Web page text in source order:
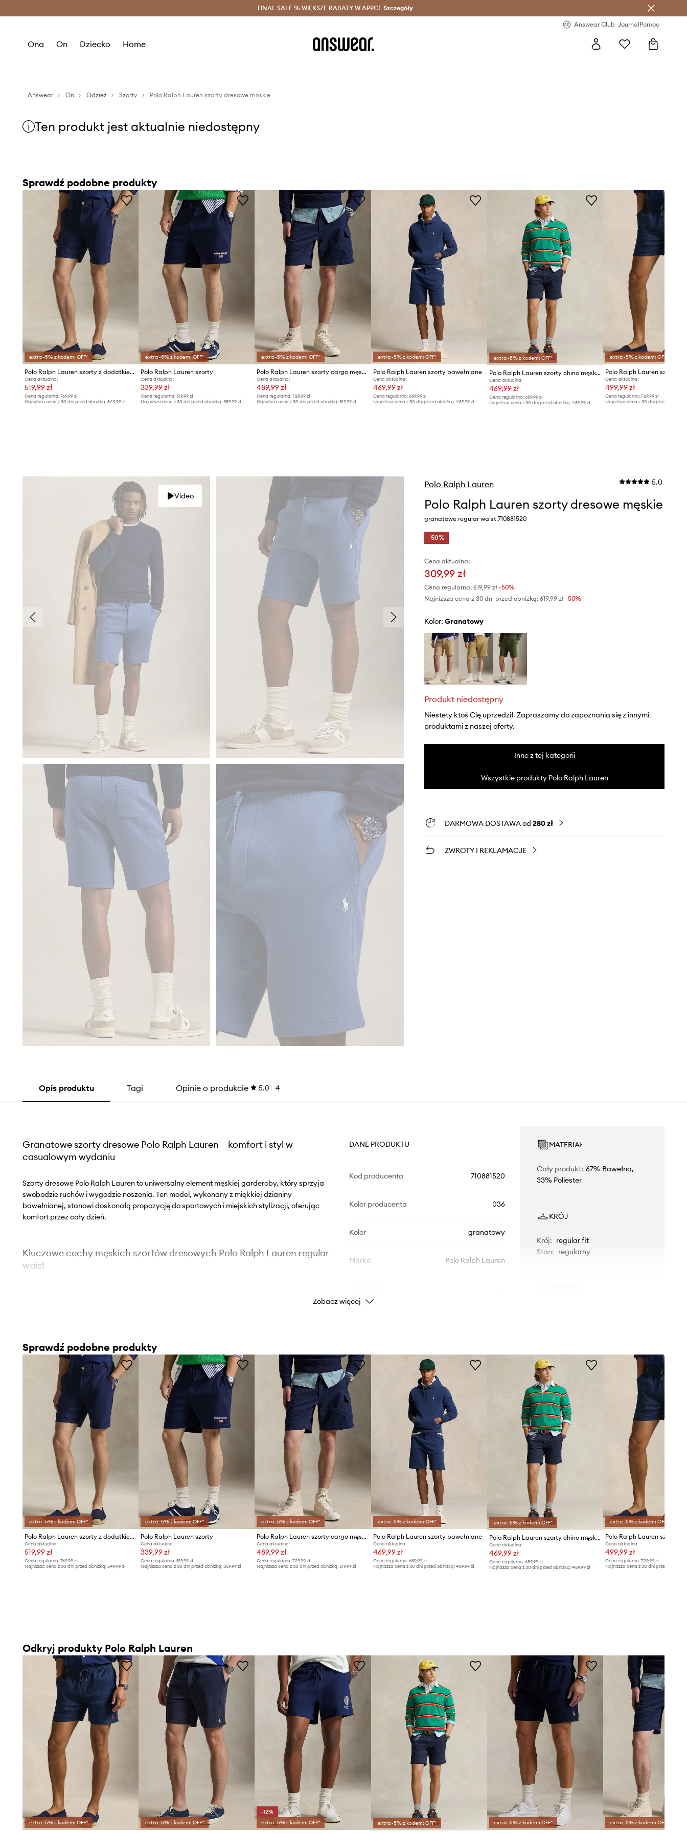
Oszczędzaj z Answear Club > Dostawa nawet w 24h >
FINAL SALE % WIĘKSZE RABATY W APPCE Szczegóły
Answear Club JournalPomoc
Ona On Dziecko Home
Answear On Odzież Szorty Polo Ralph Lauren szorty dresowe męskie
Ten produkt jest aktualnie niedostępny
Sprawdź podobne produkty
extra -5% z kodem: OFF*
Polo Ralph Lauren szorty z dodatkiem lnu
Cena aktualna:
519,99 zł
Cena regularna: 769,99 zł
Najniższa cena z 30 dni przed obniżką: 549,99 zł
extra -5% z kodem: OFF*
Polo Ralph Lauren szorty
Cena aktualna:
339,99 zł
Cena regularna:519,99 zł
Najniższa cena z 30 dni przed obniżką:359,99 zł
extra -5% z kodem: OFF*
Polo Ralph Lauren szorty cargo męskie bawełniane
Cena aktualna:
489,99 zł
Cena regularna: 729,99 zł
Najniższa cena z 30 dni przed obniżką: 519,99 zł
extra -5% z kodem: OFF*
Polo Ralph Lauren szorty bawełniane
Cena aktualna:
469,99 zł
Cena regularna: 689,99 zł
Najniższa cena z 30 dni przed obniżką: 489,99 zł
extra -5% z kodem: OFF*
Polo Ralph Lauren szorty chino męskie bawełniane z elastanem
Cena aktualna:
469,99 zł
Cena regularna:689,99 zł
Najniższa cena z 30 dni przed obniżką:489,99 zł
extra -5% z kodem: OFF*
Cena aktualna:
499,99 zł
Cena regularna: 729,99 zł
Najniższa cena z 30 dni przed obniżką:
Video
Polo Ralph Lauren 5.0
Polo Ralph Lauren szorty dresowe męskie
granatowe regular waist 710881520
-50%
Cena aktualna:
309,99 zł
Cena regularna: 619,99 zł-50%
Najniższa cena z 30 dni przed obniżką: 619,99 zł -50%
Kolor: granatowy
Produkt niedostępny
Niestety ktoś Cię uprzedził. Zapraszamy do zapoznania się z innymi
produktami z naszej oferty.
Inne z tej kategorii
Wszystkie produkty Polo Ralph Lauren
DARMOWA DOSTAWA od 280 zł
ZWROTY I REKLAMACJE
Opis produktu Tagi Opinie o produkcie 5.0 4
Granatowe szorty dresowe Polo Ralph Lauren – komfort i styl w
casualowym wydaniu
Szorty dresowe Polo Ralph Lauren to uniwersalny element męskiej garderoby, który sprzyja
swobodzie ruchów i wygodzie noszenia. Ten model, wykonany z miękkiej dzianiny
bawełnianej, stanowi doskonałą propozycję do sportowych i miejskich stylizacji, oferując
komfort przez cały dzień.
Kluczowe cechy męskich szortów dresowych Polo Ralph Lauren regular
waist
noszenia.
Regularny stanz elastyczną taśmą i troczkami umożliwia indywidualne
dopasowanie.
Miękka bawełniana dzianina
jest przyjemna w dotyku i wspiera komfort
noszenia.
Casualowy i sportowy styl
sprawia, że model pasuje do wielu codziennych
zestawień.
Praktyczne kieszenie boczne
pozwalają na wygodne przechowywanie
drobnych przedmiotów.
Gładki materiał z subtelnym logo
dodaje klasycznego charakteru i
rozpoznawalności.
DANE PRODUKTU
Kod producenta 710881520
Kolor producenta 036
Kolor granatowy
Marka Polo Ralph Lauren
MATERIAŁ
Cały produkt: 67% Bawełna,
33% Poliester
KRÓJ
Krój: regular fit
Stan: regularny
producenta.
Tabela rozmiarów
Zobacz więcej
Sprawdź podobne produkty
extra -5% z kodem: OFF*
Polo Ralph Lauren szorty z dodatkiem lnu
Cena aktualna:
519,99 zł
Cena regularna: 769,99 zł
Najniższa cena z 30 dni przed obniżką: 549,99 zł
extra -5% z kodem: OFF*
Polo Ralph Lauren szorty
Cena aktualna:
339,99 zł
Cena regularna:519,99 zł
Najniższa cena z 30 dni przed obniżką:359,99 zł
extra -5% z kodem: OFF*
Polo Ralph Lauren szorty cargo męskie bawełniane
Cena aktualna:
489,99 zł
Cena regularna: 729,99 zł
Najniższa cena z 30 dni przed obniżką: 519,99 zł
extra -5% z kodem: OFF*
Polo Ralph Lauren szorty bawełniane
Cena aktualna:
469,99 zł
Cena regularna: 689,99 zł
Najniższa cena z 30 dni przed obniżką: 489,99 zł
extra -5% z kodem: OFF*
Polo Ralph Lauren szorty chino męskie bawełniane z elastanem
Cena aktualna:
469,99 zł
Cena regularna:689,99 zł
Najniższa cena z 30 dni przed obniżką:489,99 zł
extra -5% z kodem: OFF*
Cena aktualna:
499,99 zł
Cena regularna: 729,99 zł
Najniższa cena z 30 dni przed obniżką:
Odkryj produkty Polo Ralph Lauren
extra -5% z kodem: OFF* extra -5% z kodem: OFF*
-12%
extra -5% z kodem: OFF*
extra -5% z kodem: OFF* extra -5% z kodem: OFF* extra -5% z kodem: OFF*